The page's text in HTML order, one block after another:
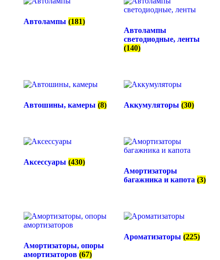
Автолампы (181)
Автолампы
светодиодные, ленты
(140)
Автошины, камеры (8) Аккумуляторы (30)
Аксессуары (430)
Амортизаторы
багажника и капота (3)
Амортизаторы, опоры
амортизаторов (67)
Ароматизаторы (225)